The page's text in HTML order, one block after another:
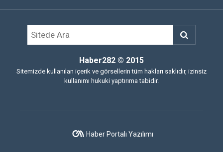
Haber282 © 2015
Sitemizde kullanılan içerik ve görsellerin tüm hakları saklıdır, izinsiz
kullanımı hukuki yaptırıma tabidir.
Haber Portalı Yazılımı